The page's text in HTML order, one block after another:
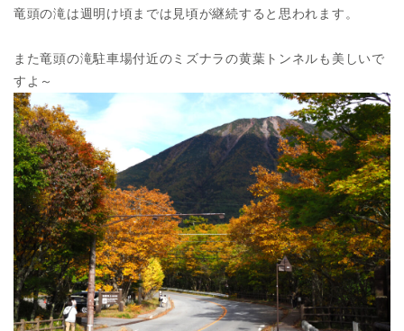
竜頭の滝は週明け頃までは見頃が継続すると思われます。
また竜頭の滝駐車場付近のミズナラの黄葉トンネルも美しいで
すよ～